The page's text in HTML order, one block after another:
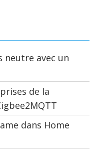
neutre avec un
de la
dans Home